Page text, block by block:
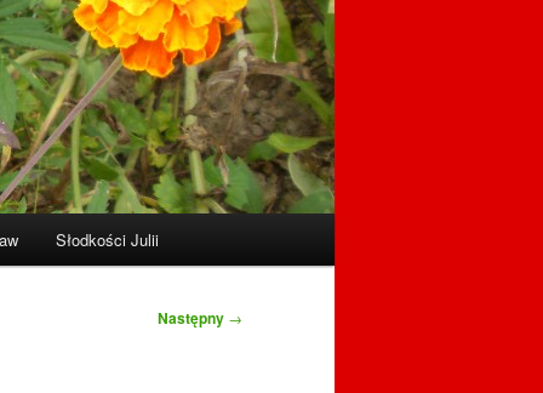
Słodkości Julii
Następny →